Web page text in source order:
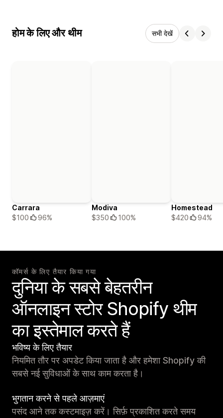
होम के लिए और थीम सभी देखें
Carrara
$100
96%
Modiva
$350
100%
Homestead
$420
94%
कॉमर्स के लिए तैयार किया गया
दुनिया के सबसे बेहतरीन
ऑनलाइन स्टोर Shopify थीम
का इस्तेमाल करते हैं
भविष्य के लिए तैयार
नियमित तौर पर अपडेट किया जाता है और हमेशा Shopify की
सबसे नई सुविधाओं के साथ काम करता है।
भुगतान करने से पहले आज़माएं
पसंद आने तक कस्टमाइज़ करें। सिर्फ़ प्रकाशित करते समय